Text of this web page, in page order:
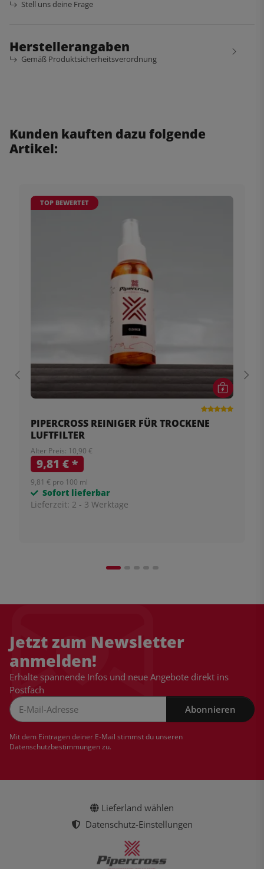
Stell uns deine Frage
Herstellerangaben
Gemäß Produktsicherheitsverordnung
Kunden kauften dazu folgende
Artikel:
TOP BEWERTET
PIPERCROSS REINIGER FÜR TROCKENE
LUFTFILTER
Alter Preis: 10,90 €
9,81 €*
9,81 € pro 100 ml
Sofort lieferbar
Lieferzeit: 2 - 3 Werktage
Jetzt zum Newsletter
anmelden!
Erhalte spannende Infos und neue Angebote direkt ins
Postfach
Abonnieren
Mit dem Eintragen deiner E-Mail stimmst du unseren
Datenschutzbestimmungenzu.
Lieferland wählen
Datenschutz-Einstellungen